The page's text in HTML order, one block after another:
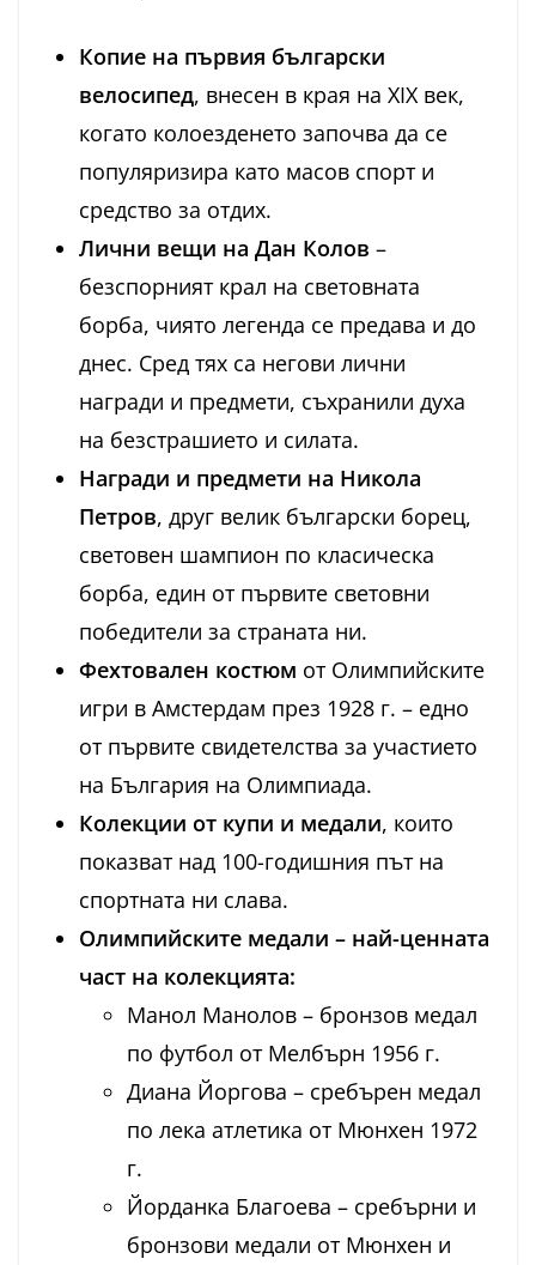
Копие на първия български
велосипед, внесен в края на XIX век,
когато колоезденето започва да се
популяризира като масов спорт и
средство за отдих.
Лични вещи на Дан Колов –
безспорният крал на световната
борба, чиято легенда се предава и до
днес. Сред тях са негови лични
награди и предмети, съхранили духа
на безстрашието и силата.
Награди и предмети на Никола
Петров, друг велик български борец,
световен шампион по класическа
борба, един от първите световни
победители за страната ни.
Фехтовален костюм от Олимпийските
игри в Амстердам през 1928 г. – едно
от първите свидетелства за участието
на България на Олимпиада.
Колекции от купи и медали, които
показват над 100-годишния път на
спортната ни слава.
Олимпийските медали – най-ценната
част на колекцията:
Манол Манолов – бронзов медал
по футбол от Мелбърн 1956 г.
Диана Йоргова – сребърен медал
по лека атлетика от Мюнхен 1972
г.
Йорданка Благоева – сребърни и
бронзови медали от Мюнхен и